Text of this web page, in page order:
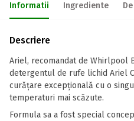
Informatii Ingrediente
Descriere
Ariel, recomandat de Whirlpool
detergentul de rufe lichid Ariel
curățare excepțională cu o
temperaturi mai scăzute.
Formula sa a fost special